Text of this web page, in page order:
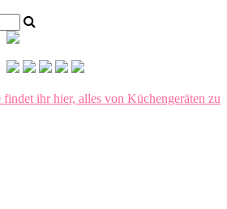
ihr hier, alles von Küchengeräten zu